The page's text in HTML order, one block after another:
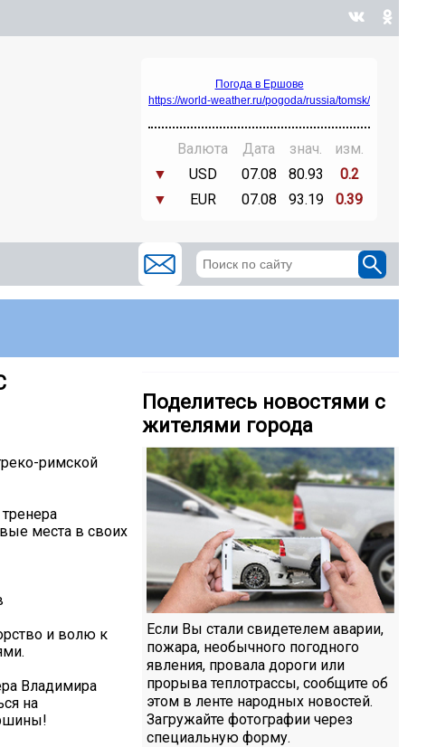
Погода в Ершове
https://world-weather.ru/pogoda/russia/tomsk/
Валюта Дата знач.
изм.
▼
USD 07.08 80.93
0.2
▼
EUR 07.08 93.19 0.39
римской
места в своих
и волю к
Владимира
на
Поделитесь новостями с
жителями города
Если Вы стали свидетелем аварии,
пожара, необычного погодного
явления, провала дороги или
прорыва теплотрассы, сообщите об
этом в ленте народных новостей.
Загружайте фотографии через
специальную форму.